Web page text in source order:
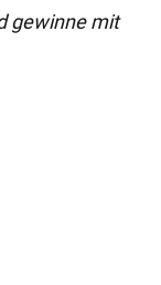
gewinne mit